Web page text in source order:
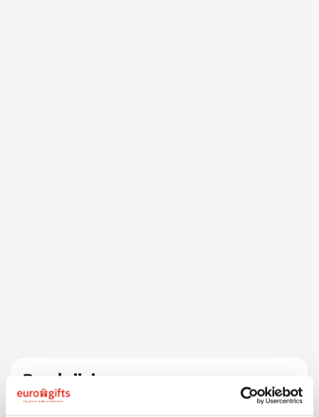
Beschrijving
Deze leuke bamboe sleutelhanger is tegelijk een
praktische telefoonhouder. Uitgerust met metalen